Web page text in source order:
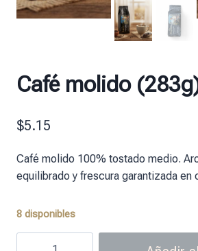
Café molido
$5.15
Café molido 100% tostado medio.
equilibrado y frescura garantizada en
8 disponibles